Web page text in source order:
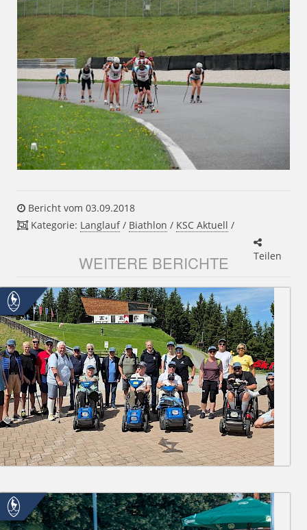
Bericht vom 03.09.2018
Kategorie: Langlauf/ Biathlon / KSC Aktuell /
Teilen
WEITERE BERICHTE